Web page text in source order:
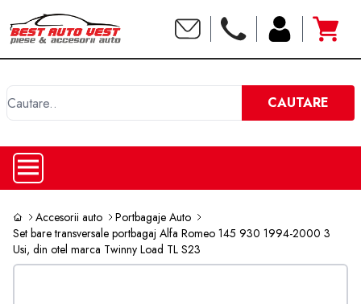
CAUTARE
Accesorii auto
Portbagaje Auto
Set bare transversale portbagaj Alfa Romeo 145 930 1994-2000 3
Usi, din otel marca Twinny Load TL S23